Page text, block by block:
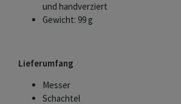
und handverziert
Gewicht: 99 g
Lieferumfang
Messer
Schachtel